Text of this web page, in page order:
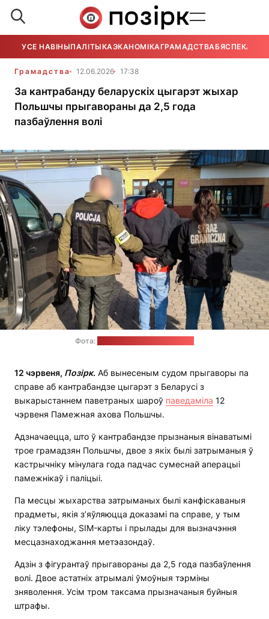
УСЕ НАВІНЫПАЛІТЫКАЭКАНОМІКАГРАМАДСТВАБЯСПЕКА
Грамадства 12.06.2026 17:38
За кантрабанду беларускіх цыгарэт жыхар
Польшчы прыгавораны да 2,5 года
пазбаўлення волі
Фота:
12 чэрвеня, Позірк. Аб вынесеным судом прыгаворы па
справе аб кантрабандзе цыгарэт з Беларусі з
выкарыстаннем паветраных шароў паведаміла 12
чэрвеня Памежная ахова Польшчы.
Адзначаецца, што ў кантрабандзе прызнаныя вінаватымі
трое грамадзян Польшчы, двое з якіх былі затрыманыя ў
кастрычніку мінулага года падчас сумеснай аперацыі
памежнікаў і паліцыі.
Па месцы жыхарства затрыманых былі канфіскаваныя
прадметы, якія з’яўляюцца доказамі па справе, у тым
ліку тэлефоны, SIM-карты і прылады для вызначэння
месцазнаходжання метэазондаў.
Адзін з фігурантаў прыгавораны да 2,5 года пазбаўлення
волі. Двое астатніх атрымалі ўмоўныя тэрміны
зняволення. Усім тром таксама прызначаныя буйныя
штрафы.